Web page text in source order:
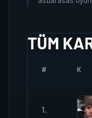
TÜM
# K
1.